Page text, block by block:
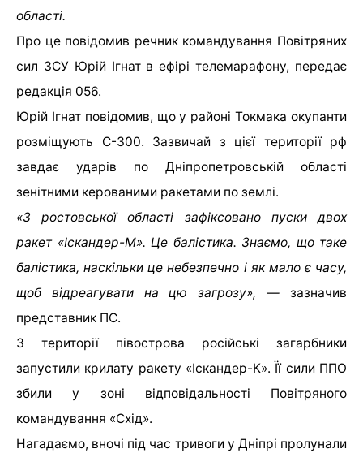
області.
Про це повідомив речник командування Повітряних
сил ЗСУ Юрій Ігнат в ефірі телемарафону, передає
редакція 056.
Юрій Ігнат повідомив, що у районі Токмака окупанти
розміщують С-300. Зазвичай з цієї території рф
завдає ударів по Дніпропетровській області
зенітними керованими ракетами по землі.
«З ростовської області зафіксовано пуски двох
ракет «Іскандер-М». Це балістика. Знаємо, що таке
балістика, наскільки це небезпечно і як мало є часу,
щоб відреагувати на цю загрозу», — зазначив
представник ПС.
З території півострова російські загарбники
запустили крилату ракету «Іскандер-К». Її сили ППО
збили у зоні відповідальності Повітряного
командування «Схід».
Нагадаємо, вночі під час тривоги у Дніпрі пролунали